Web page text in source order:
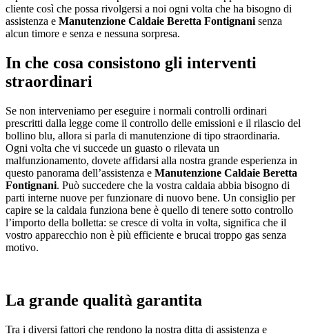
cliente così che possa rivolgersi a noi ogni volta che ha bisogno di
assistenza e Manutenzione Caldaie Beretta Fontignani senza
alcun timore e senza e nessuna sorpresa.
In che cosa consistono gli interventi
straordinari
Se non interveniamo per eseguire i normali controlli ordinari
prescritti dalla legge come il controllo delle emissioni e il rilascio del
bollino blu, allora si parla di manutenzione di tipo straordinaria.
Ogni volta che vi succede un guasto o rilevata un
malfunzionamento, dovete affidarsi alla nostra grande esperienza in
questo panorama dell’assistenza e Manutenzione Caldaie Beretta
Fontignani. Può succedere che la vostra caldaia abbia bisogno di
parti interne nuove per funzionare di nuovo bene. Un consiglio per
capire se la caldaia funziona bene è quello di tenere sotto controllo
l’importo della bolletta: se cresce di volta in volta, significa che il
vostro apparecchio non è più efficiente e brucai troppo gas senza
motivo.
La grande qualità garantita
Tra i diversi fattori che rendono la nostra ditta di assistenza e